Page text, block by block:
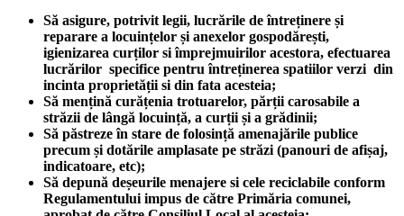
Să asigure, potrivit legii, lucrările de întreținere și
reparare a locuințelor și anexelor gospodărești,
igienizarea curților si împrejmuirilor acestora, efectuarea
lucrărilor specifice pentru întreținerea spatiilor verzi din
incinta proprietății si din fata acesteia;
Să mențină curățenia trotuarelor, părții carosabile a
străzii de lângă locuință, a curții și a grădinii;
Să păstreze în stare de folosință amenajările publice
precum și dotările amplasate pe străzi (panouri de afișaj,
indicatoare, etc);
Să depună deșeurile menajere si cele reciclabile conform
Regulamentului impus de către Primăria comunei,